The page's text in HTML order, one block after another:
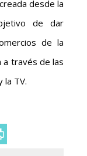
desde la
de dar
de la
a través de las
la TV.